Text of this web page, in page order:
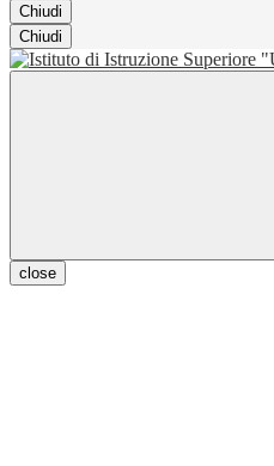
Chiudi
Chiudi
close